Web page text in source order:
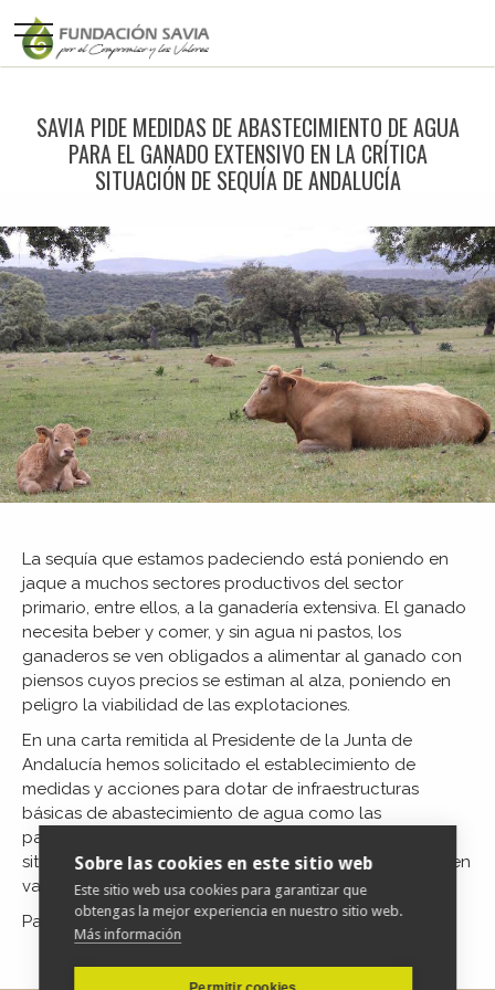
SAVIA PIDE MEDIDAS DE ABASTECIMIENTO DE AGUA
PARA EL GANADO EXTENSIVO EN LA CRÍTICA
SITUACIÓN DE SEQUÍA DE ANDALUCÍA
La sequía que estamos padeciendo está poniendo en
jaque a muchos sectores productivos del sector
primario, entre ellos, a la ganadería extensiva. El ganado
necesita beber y comer, y sin agua ni pastos, los
ganaderos se ven obligados a alimentar al ganado con
piensos cuyos precios se estiman al alza, poniendo en
peligro la viabilidad de las explotaciones.
En una carta remitida al Presidente de la Junta de
Andalucía hemos solicitado el establecimiento de
medidas y acciones para dotar de infraestructuras
básicas de abastecimiento de agua como las
pantanetas, los aljibes y las cisternas para evitar
situaciones alarmantes como ocurridas anteriormente en
varias comarcas andaluzas.
Para acceder a la noticia completapulse aquí
Sobre las cookies en este sitio web
Este sitio web usa cookies para garantizar que
obtengas la mejor experiencia en nuestro sitio web.
Más información